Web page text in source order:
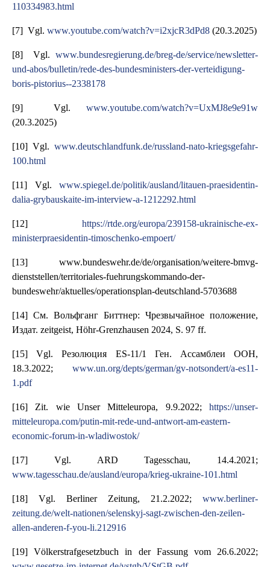
110334983.html
[7] Vgl. www.youtube.com/watch?v=i2xjcR3dPd8 (20.3.2025)
[8] Vgl. www.bundesregierung.de/breg-de/service/newsletter-
und-abos/bulletin/rede-des-bundesministers-der-verteidigung-
boris-pistorius--2338178
[9] Vgl. www.youtube.com/watch?v=UxMJ8e9e91w
(20.3.2025)
[10] Vgl. www.deutschlandfunk.de/russland-nato-kriegsgefahr-
100.html
[11] Vgl. www.spiegel.de/politik/ausland/litauen-praesidentin-
dalia-grybauskaite-im-interview-a-1212292.html
[12] https://rtde.org/europa/239158-ukrainische-ex-
ministerpraesidentin-timoschenko-empoert/
[13] www.bundeswehr.de/de/organisation/weitere-bmvg-
dienststellen/territoriales-fuehrungskommando-der-
bundeswehr/aktuelles/operationsplan-deutschland-5703688
[14] См. Вольфганг Биттнер: Чрезвычайное положение,
Издат. zeitgeist, Höhr-Grenzhausen 2024, S. 97 ff.
[15] Vgl. Резолюция ES-11/1 Ген. Ассамблеи ООН,
18.3.2022; www.un.org/depts/german/gv-notsondert/a-es11-
1.pdf
[16] Zit. wie Unser Mitteleuropa, 9.9.2022; https://unser-
mitteleuropa.com/putin-mit-rede-und-antwort-am-eastern-
economic-forum-in-wladiwostok/
[17] Vgl. ARD Tagesschau, 14.4.2021;
www.tagesschau.de/ausland/europa/krieg-ukraine-101.html
[18] Vgl. Berliner Zeitung, 21.2.2022; www.berliner-
zeitung.de/welt-nationen/selenskyj-sagt-zwischen-den-zeilen-
allen-anderen-f-you-li.212916
[19] Völkerstrafgesetzbuch in der Fassung vom 26.6.2022;